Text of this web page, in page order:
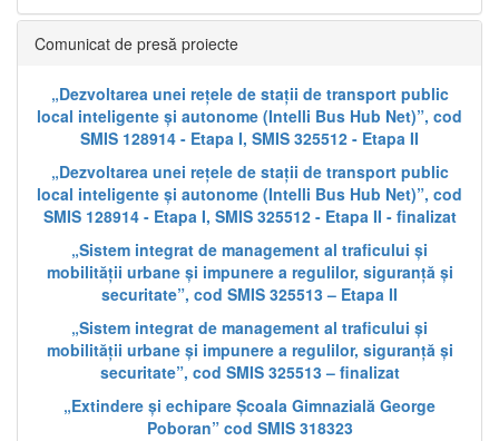
Comunicat de presă proiecte
„Dezvoltarea unei rețele de stații de transport public
local inteligente și autonome (Intelli Bus Hub Net)”, cod
SMIS 128914 - Etapa I, SMIS 325512 - Etapa II
„Dezvoltarea unei rețele de stații de transport public
local inteligente și autonome (Intelli Bus Hub Net)”, cod
SMIS 128914 - Etapa I, SMIS 325512 - Etapa II - finalizat
„Sistem integrat de management al traficului și
mobilității urbane și impunere a regulilor, siguranță și
securitate”, cod SMIS 325513 – Etapa II
„Sistem integrat de management al traficului și
mobilității urbane și impunere a regulilor, siguranță și
securitate”, cod SMIS 325513 – finalizat
„Extindere și echipare Școala Gimnazială George
Poboran” cod SMIS 318323